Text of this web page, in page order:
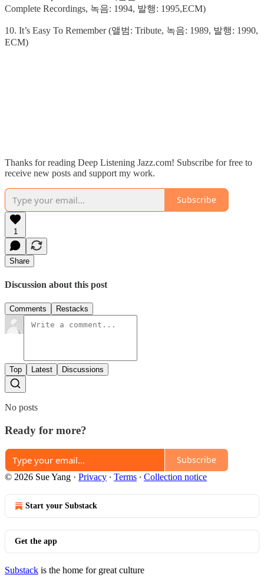
Complete Recordings, 녹음: 1994, 발행: 1995,ECM)
10. It’s Easy To Remember (앨범: Tribute, 녹음: 1989, 발행: 1990,
ECM)
Thanks for reading Deep Listening Jazz.com! Subscribe for free to
receive new posts and support my work.
Subscribe
1
Share
Discussion about this post
Comments Restacks
Top Latest Discussions
No posts
Ready for more?
Subscribe
© 2026 Sue Yang · Privacy ∙ Terms ∙ Collection notice
Start your Substack
Get the app
Substack is the home for great culture